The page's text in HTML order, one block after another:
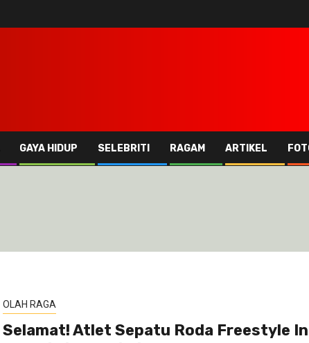
GAYA HIDUP SELEBRITI RAGAM ARTIKEL
OLAH RAGA
Selamat! Atlet Sepatu Roda Freestyle